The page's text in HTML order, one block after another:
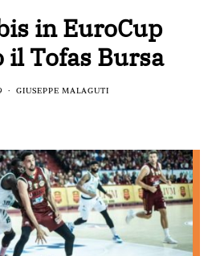
in EuroCup
il Tofas Bursa
GIUSEPPE MALAGUTI